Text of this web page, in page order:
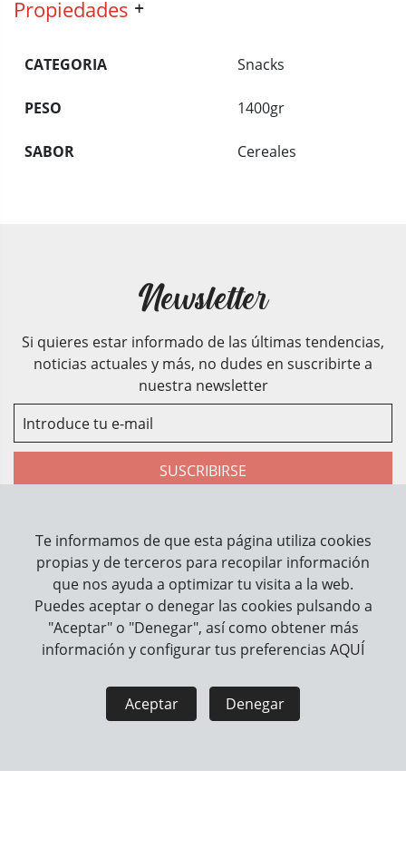
Propiedades
CATEGORIA Snacks
PESO 1400gr
SABOR Cereales
Newsletter
Si quieres estar informado de las últimas tendencias,
noticias actuales y más, no dudes en suscribirte a
nuestra newsletter
SUSCRIBIRSE
Sobre Nosotros
Contacto
Información
Cómo trabajamos
Aviso Legal
Te informamos de que esta página utiliza cookies
propias y de terceros para recopilar información
que nos ayuda a optimizar tu visita a la web.
Puedes aceptar o denegar las cookies pulsando a
"Aceptar" o "Denegar", así como obtener más
información y configurar tus preferencias AQUÍ
Aceptar Denegar